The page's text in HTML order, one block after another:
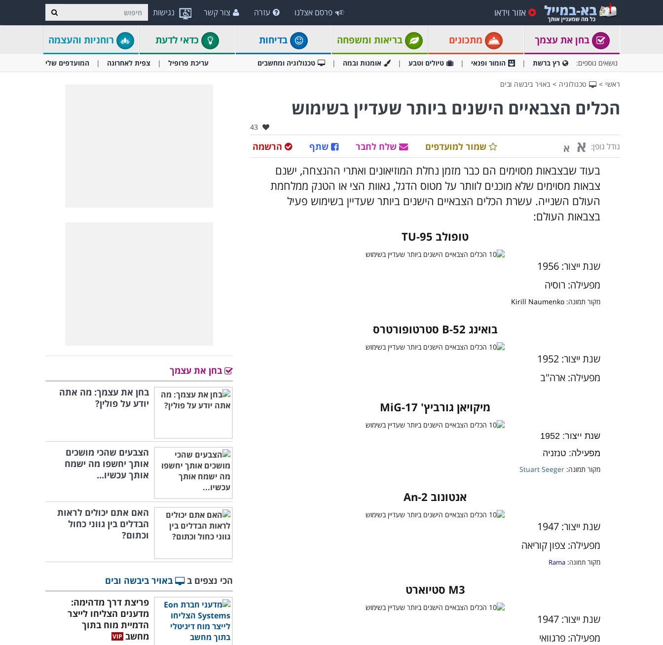
נגישות אזור וידאו פרסם אצלנו עזרה צור קשר
בחן את עצמך מתכונים בריאות ומשפחה בדיחות כדאי לדעת רוחניות והעצמה
נושאים נוספים: רץ ברשת הומור ופנאי טיולים וטבע אומנות ובמה טכנולוגיה ומחשבים עריכת פרופיל צפית לאחרונה המועדפים שלי
ראשי > טכנולוגיה > באויר ביבשה ובים
הכלים הצבאיים הישנים ביותר שעדיין בשימוש
אהבו:
43
גודל גופן: א א הרשמה שתף שלח לחבר שמור למועדפים
בעוד שבצבאות מסוימים הם כבר מזמן נחלת המוזיאונים ואתרי ההנצחה, ישנם
צבאות מסוימים שלא מוכנים לוותר על מטוס הדגל, גאוות הצי או הטנק ממלחמת
העולם השנייה. עשרת הכלים הצבאיים הישנים ביותר שעדיין בשימוש פעיל
בצבאות העולם:
טופולב TU-95
שנת ייצור: 1956
מפעילה: רוסיה
מקור תמונה: Kirill Naumenko
בואינג B-52 סטרטופורטרס
שנת ייצור: 1952
מפעילה: ארה"ב
מיקויאן גורביץ' MiG-17
שנת ייצור: 1952
מפעילה: טנזניה
מקור תמונה: Stuart Seeger
אנטונוב An-2
שנת ייצור: 1947
מפעילה: צפון קוריאה
מקור תמונה:
Rama
M3 סטיוארט
שנת ייצור: 1947
מפעילה: פרגוואי
בחן את עצמך
בחן את עצמך: מה אתה
יודע על פולין?
הצבעים שהכי מושכים
אותך יחשפו מה ישמח
אותך עכשיו...
האם אתם יכולים לראות
הבדלים בין גווני כחול
וכתום?
הכי נצפים ב
באויר ביבשה ובים
פריצת דרך מדהימה:
מדענים הצליחו לייצר
הדמיית מוח בתוך
מחשב